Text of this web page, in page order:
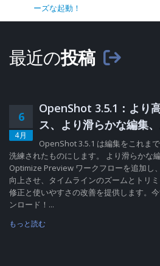
ーズな起動！
最近の投稿
6
4月
OpenShot 3.5.1：より
ス、より滑らかな編集
OpenShot 3.5.1 は編集をこれま
洗練されたものにします。 より滑らかな
Optimize Preview ワークフローを追加し
向上させ、タイムラインのズームとトリ
修正と使いやすさの改善を提供します。
ンロード！...
もっと読む